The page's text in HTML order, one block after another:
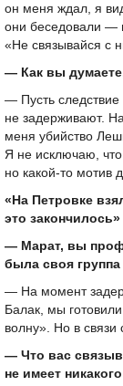
он меня ждал, я
они беседовали —
«Не связывайся с
— Как вы
— Пусть
не задерживают.
меня убийство
Я не исключаю, что
но какой-то мотив
«На Петровке
это закончилось»
— Марат, вы
была своя
— На момент
Балак, мы
волну». Но в
— Что вас
не имеет